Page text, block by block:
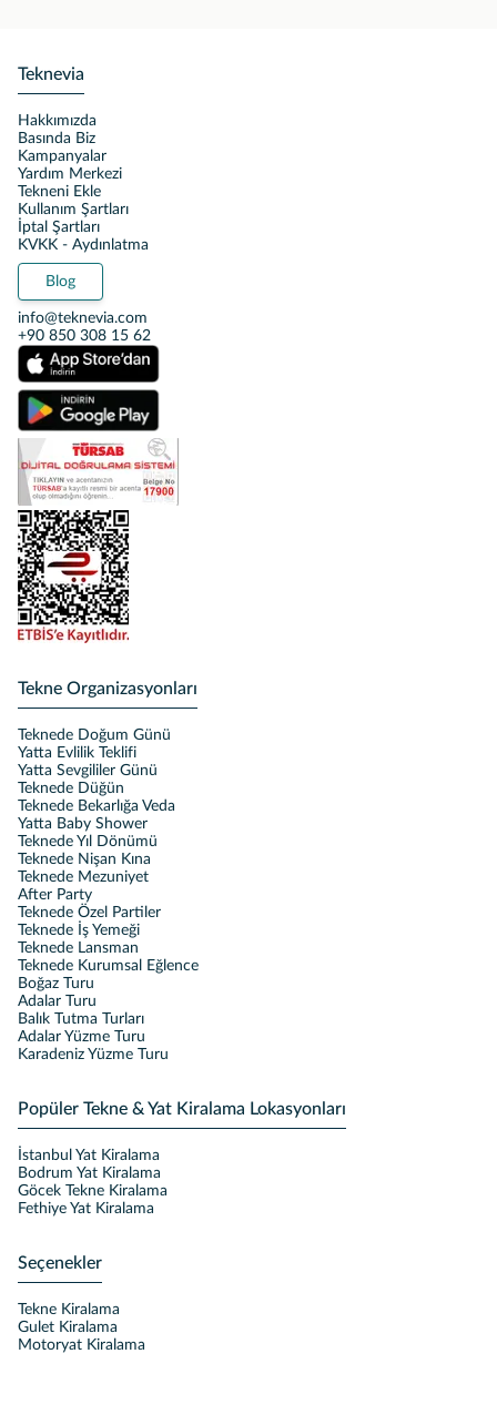
Teknevia
Hakkımızda
Basında Biz
Kampanyalar
Yardım Merkezi
Tekneni Ekle
Kullanım Şartları
İptal Şartları
KVKK - Aydınlatma
Blog
info@teknevia.com
+90 850 308 15 62
Tekne Organizasyonları
Teknede Doğum Günü
Yatta Evlilik Teklifi
Yatta Sevgililer Günü
Teknede Düğün
Teknede Bekarlığa Veda
Yatta Baby Shower
Teknede Yıl Dönümü
Teknede Nişan Kına
Teknede Mezuniyet
After Party
Teknede Özel Partiler
Teknede İş Yemeği
Teknede Lansman
Teknede Kurumsal Eğlence
Boğaz Turu
Adalar Turu
Balık Tutma Turları
Adalar Yüzme Turu
Karadeniz Yüzme Turu
Popüler Tekne & Yat Kiralama Lokasyonları
İstanbul Yat Kiralama
Bodrum Yat Kiralama
Göcek Tekne Kiralama
Fethiye Yat Kiralama
Seçenekler
Tekne Kiralama
Gulet Kiralama
Motoryat Kiralama